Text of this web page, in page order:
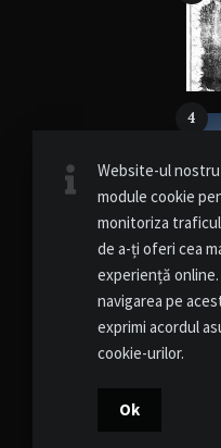
4
©
Website-ul
module cookie
monitoriza
de a-ți oferi cea
experiență
navigarea pe
exprimi acordul
cookie-urilor.
Ok